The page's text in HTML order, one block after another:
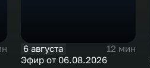
6 августа
12 мин
Эфир от 06.08.2026